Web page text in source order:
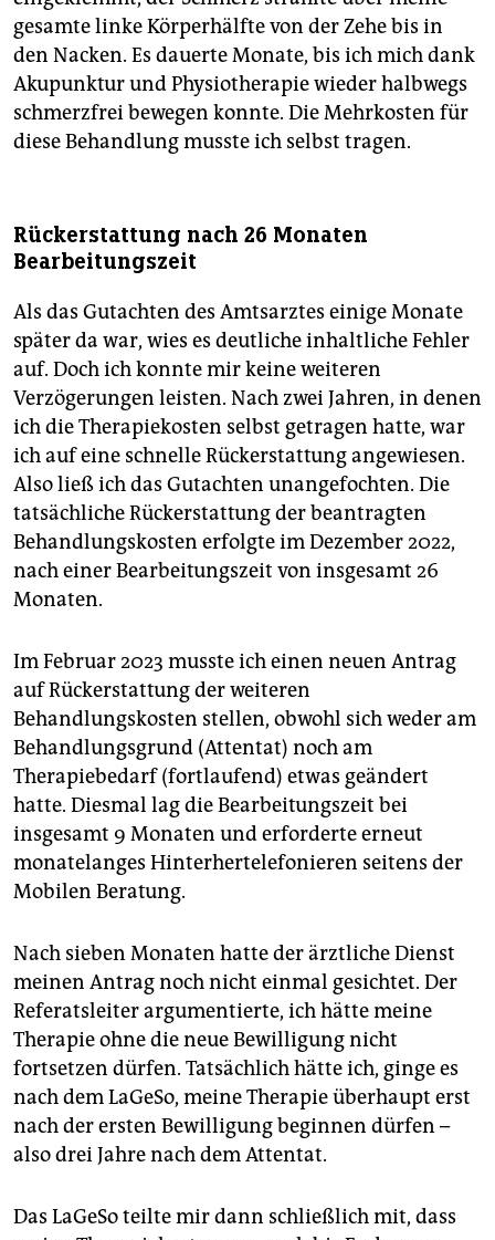
gesamte linke Körperhälfte von der Zehe bis in
den Nacken. Es dauerte Monate, bis ich mich dank
Akupunktur und Physiotherapie wieder halbwegs
schmerzfrei bewegen konnte. Die Mehrkosten für
diese Behandlung musste ich selbst tragen.
Rückerstattung nach 26 Monaten
Bearbeitungszeit
Als das Gutachten des Amtsarztes einige Monate
später da war, wies es deutliche inhaltliche Fehler
auf. Doch ich konnte mir keine weiteren
Verzögerungen leisten. Nach zwei Jahren, in denen
ich die Therapiekosten selbst getragen hatte, war
ich auf eine schnelle Rückerstattung angewiesen.
Also ließ ich das Gutachten unangefochten. Die
tatsächliche Rückerstattung der beantragten
Behandlungskosten erfolgte im Dezember 2022,
nach einer Bearbeitungszeit von insgesamt 26
Monaten.
Im Februar 2023 musste ich einen neuen Antrag
auf Rückerstattung der weiteren
Behandlungskosten stellen, obwohl sich weder am
Behandlungsgrund (Attentat) noch am
Therapiebedarf (fortlaufend) etwas geändert
hatte. Diesmal lag die Bearbeitungszeit bei
insgesamt 9 Monaten und erforderte erneut
monatelanges Hinterhertelefonieren seitens der
Mobilen Beratung.
Nach sieben Monaten hatte der ärztliche Dienst
meinen Antrag noch nicht einmal gesichtet. Der
Referatsleiter argumentierte, ich hätte meine
Therapie ohne die neue Bewilligung nicht
fortsetzen dürfen. Tatsächlich hätte ich, ginge es
nach dem LaGeSo, meine Therapie überhaupt erst
nach der ersten Bewilligung beginnen dürfen –
also drei Jahre nach dem Attentat.
Das LaGeSo teilte mir dann schließlich mit, dass